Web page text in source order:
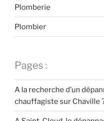
Plomberie
Plombier
Pages :
A la recherche d’un
chauffagiste sur Chaville